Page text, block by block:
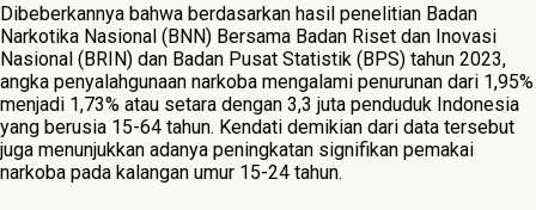
Dibeberkannya bahwa berdasarkan hasil penelitian Badan
Narkotika Nasional (BNN) Bersama Badan Riset dan Inovasi
Nasional (BRIN) dan Badan Pusat Statistik (BPS) tahun 2023,
angka penyalahgunaan narkoba mengalami penurunan dari 1,95%
menjadi 1,73% atau setara dengan 3,3 juta penduduk Indonesia
yang berusia 15-64 tahun. Kendati demikian dari data tersebut
juga menunjukkan adanya peningkatan signifikan pemakai
narkoba pada kalangan umur 15-24 tahun.